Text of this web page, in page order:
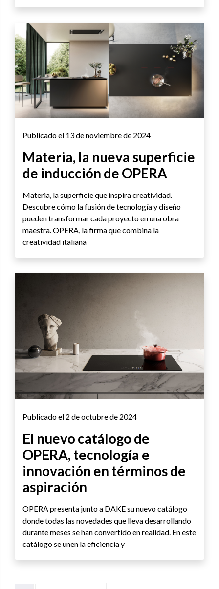
Publicado el 13 de noviembre de 2024
Materia, la nueva superficie
de inducción de OPERA
Materia, la superficie que inspira creatividad.
Descubre cómo la fusión de tecnología y diseño
pueden transformar cada proyecto en una obra
maestra. OPERA, la firma que combina la
creatividad italiana
Publicado el 2 de octubre de 2024
El nuevo catálogo de
OPERA, tecnología e
innovación en términos de
aspiración
OPERA presenta junto a DAKE su nuevo catálogo
donde todas las novedades que lleva desarrollando
durante meses se han convertido en realidad. En este
catálogo se unen la eficiencia y